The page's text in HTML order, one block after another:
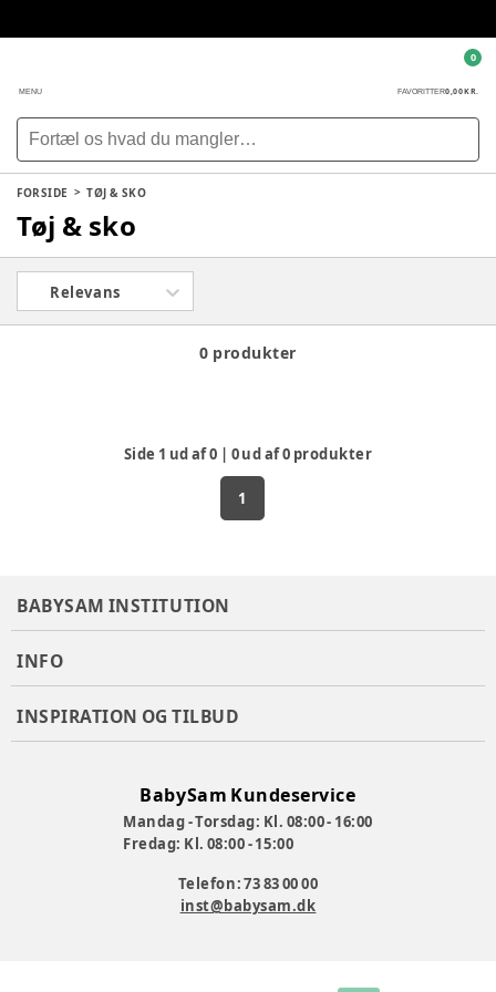
MENU FAVORITTER0,00 KR.
0
FORSIDE TØJ & SKO
Tøj & sko
Relevans
0 produkter
Side 1 ud af0 0ud af0 produkter
1
BABYSAM INSTITUTION
INFO
INSPIRATION OG TILBUD
BabySam Kundeservice
Mandag - Torsdag: Kl. 08:00 - 16:00
Fredag: Kl. 08:00 - 15:00
Telefon: 73 83 00 00
inst@babysam.dk